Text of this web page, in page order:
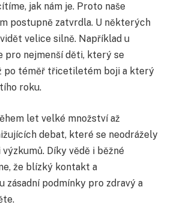
jak nám je. Proto naše
postupně zatvrdla. U některých
velice silně. Například u
pro nejmenší děti, který se
po téměř třicetiletém boji a který
roku.
let velké množství až
debat, které se neodrážely
Díky vědě i běžné
že blízký kontakt a
zásadní podmínky pro zdravý a